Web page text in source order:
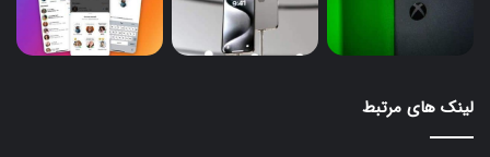
لینک های مرتبط